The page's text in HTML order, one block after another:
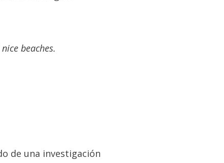
beaches.
de una investigación